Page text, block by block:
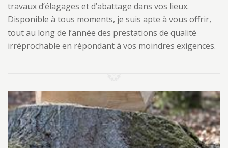
travaux d’élagages et d’abattage dans vos lieux.
Disponible à tous moments, je suis apte à vous offrir,
tout au long de l’année des prestations de qualité
irréprochable en répondant à vos moindres exigences.